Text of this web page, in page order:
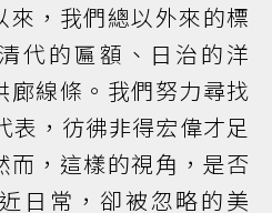
來，我們總以外來的標
的匾額、日治的洋
廊線條。我們努力尋找
表，彷彿非得宏偉才足
，這樣的視角，是否
日常，卻被忽略的美